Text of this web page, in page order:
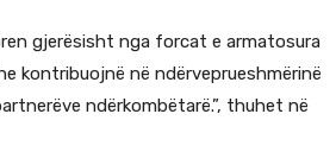
gjerësisht nga forcat e armatosura
kontribuojnë në ndërveprueshmërinë
ndërkombëtarë.”, thuhet në